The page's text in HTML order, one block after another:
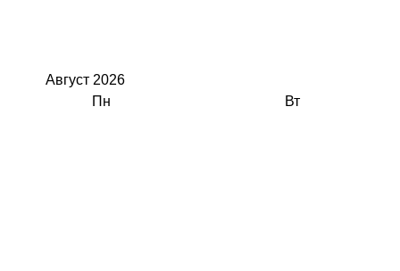
Август 2026
Пн
Вт